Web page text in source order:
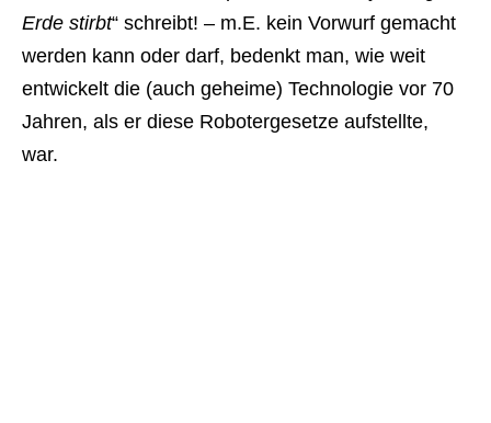
Erde stirbt“ schreibt! – m.E. kein Vorwurf gemacht
werden kann oder darf, bedenkt man, wie weit
entwickelt die (auch geheime) Technologie vor 70
Jahren, als er diese Robotergesetze aufstellte,
war.